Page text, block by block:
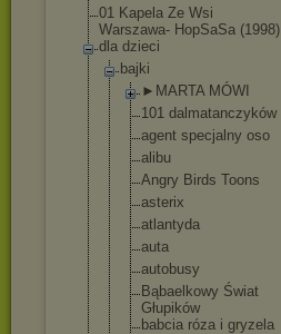
01 Kapela Ze Wsi
Warszawa- HopSaSa (1998)
dla dzieci
bajki
►MARTA MÓWI
101 dalmatanczyków
agent specjalny oso
alibu
Angry Birds Toons
asterix
atlantyda
auta
autobusy
Bąbaelkowy Świat
Głupików
babcia róza i gryzela